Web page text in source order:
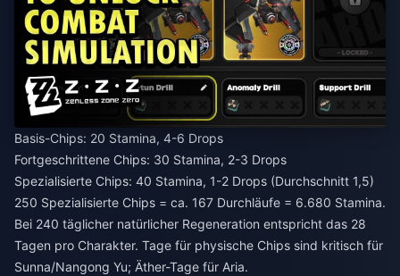
Basis-Chips: 20 Stamina, 4-6 Drops
Fortgeschrittene Chips: 30 Stamina, 2-3 Drops
Spezialisierte Chips: 40 Stamina, 1-2 Drops (Durchschnitt 1,5)
250 Spezialisierte Chips = ca. 167 Durchläufe = 6.680 Stamina.
Bei 240 täglicher natürlicher Regeneration entspricht das 28
Tagen pro Charakter. Tage für physische Chips sind kritisch für
Sunna/Nangong Yu; Äther-Tage für Aria.